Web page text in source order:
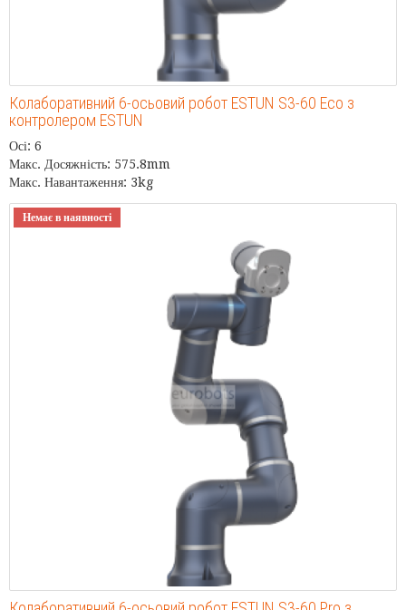
Колаборативний 6-осьовий робот ESTUN S3-60 Eco з
контролером ESTUN
Осі: 6
Макс. Досяжність: 575.8mm
Макс. Навантаження: 3kg
Немає в наявності